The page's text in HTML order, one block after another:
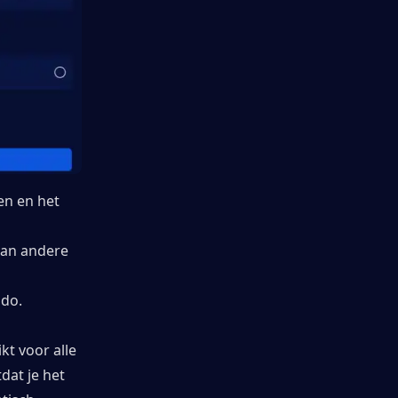
en het
andere
voor alle
je het